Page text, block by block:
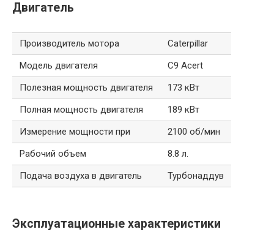
Двигатель
Производитель мотора
Caterpillar
Модель двигателя
C9 Acert
Полезная мощность двигателя
173 кВт
Полная мощность двигателя
189 кВт
Измерение мощности при
2100 об/мин
Рабочий объем
8.8 л.
Подача воздуха в двигатель
Турбонаддув
Эксплуатационные характеристики